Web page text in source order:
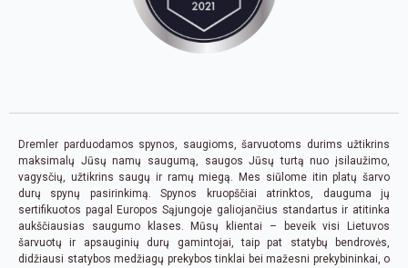
Dremler parduodamos spynos, saugioms, šarvuotoms durims užtikrins
maksimalų Jūsų namų saugumą, saugos Jūsų turtą nuo įsilaužimo,
vagysčių, užtikrins saugų ir ramų miegą. Mes siūlome itin platų šarvo
durų spynų pasirinkimą. Spynos kruopščiai atrinktos, dauguma jų
sertifikuotos pagal Europos Sąjungoje galiojančius standartus ir atitinka
aukščiausias saugumo klases. Mūsų klientai – beveik visi Lietuvos
šarvuotų ir apsauginių durų gamintojai, taip pat statybų bendrovės,
didžiausi statybos medžiagų prekybos tinklai bei mažesni prekybininkai, o